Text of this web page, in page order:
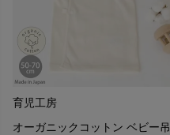
育児工房
オーガニックコットン ベビー吊